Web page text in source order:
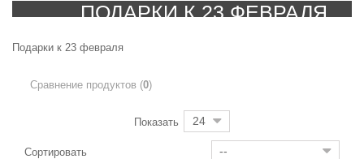
ПОДАРКИ К 23 ФЕВРАЛЯ
Подарки к 23 февраля
Сравнение продуктов (0)
Показать 24
Сортировать --